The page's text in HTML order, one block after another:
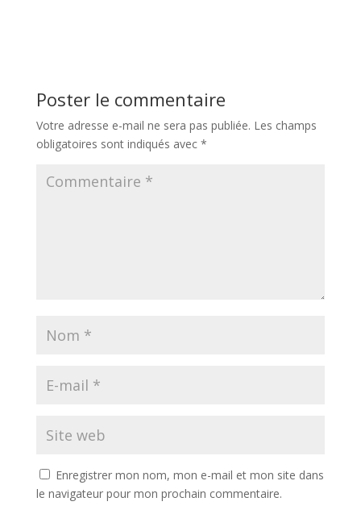
Poster le commentaire
Votre adresse e-mail ne sera pas publiée. Les champs
obligatoires sont indiqués avec *
Enregistrer mon nom, mon e-mail et mon site dans
le navigateur pour mon prochain commentaire.